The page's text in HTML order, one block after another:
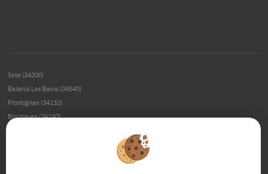
Sete (34200)
Balaruc Les Bains (34540)
Frontignan (34110)
Bouzigues (34140)